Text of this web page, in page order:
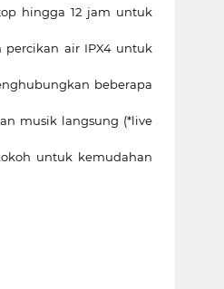
hingga 12 jam untuk
air IPX4 untuk
beberapa
musik langsung (*live
untuk kemudahan